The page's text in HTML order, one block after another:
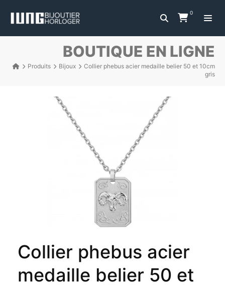
0
BOUTIQUE EN LIGNE
Produits Bijoux
Collier phebus acier medaille belier 50 et 10cm
gris
Collier phebus acier
medaille belier 50 et